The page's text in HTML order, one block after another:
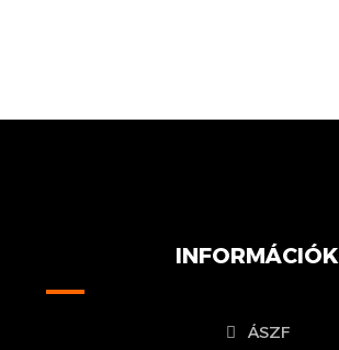
INFORMÁCIÓK
ÁSZF